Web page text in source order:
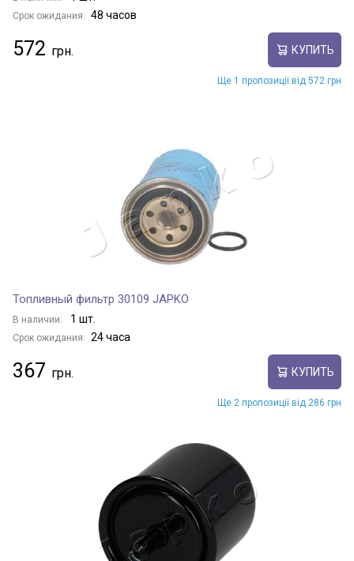
Срок ожидания: 48 часов
572 КУПИТЬ
Ще 1 пропозиції від 572 грн
Топливный фильтр 30109 JAPKO
В наличии: 1 шт.
Срок ожидания: 24 часа
367 КУПИТЬ
Ще 2 пропозиції від 286 грн